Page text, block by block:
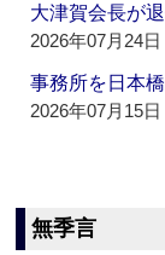
大津賀会長が
2026年07月24日
事務所を日本
2026年07月15日
無季言